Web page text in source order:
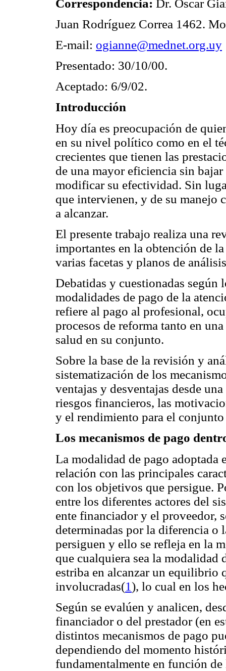
Correspondencia: Dr. Oscar
Juan Rodríguez Correa 1462.
E-mail: ogianne@mednet.org.uy
Presentado: 30/10/00.
Aceptado: 6/9/02.
Introducción
Hoy día es preocupación de
en su nivel político como en el
crecientes que tienen las
de una mayor eficiencia sin
modificar su efectividad. Sin
que intervienen, y de su manejo
a alcanzar.
El presente trabajo realiza una
importantes en la obtención de
varias facetas y planos de
Debatidas y cuestionadas según
modalidades de pago de la
refiere al pago al profesional,
procesos de reforma tanto en
salud en su conjunto.
Sobre la base de la revisión y
sistematización de los
ventajas y desventajas desde
riesgos financieros, las
y el rendimiento para el
Los mecanismos de pago
La modalidad de pago adoptada
relación con las principales
con los objetivos que persigue.
entre los diferentes actores del
ente financiador y el proveedor,
determinadas por la diferencia o
persiguen y ello se refleja en la
que cualquiera sea la modalidad
estriba en alcanzar un equilibrio
involucradas(1), lo cual en los
Según se evalúen y analicen,
financiador o del prestador (en
distintos mecanismos de pago
dependiendo del momento
fundamentalmente en función